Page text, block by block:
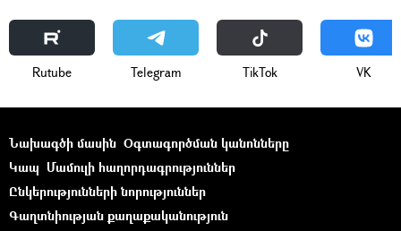
Rutube Telegram ТikТоk VK
Նախագծի մասին Օգտագործման կանոնները
Կապ Մամուլի հաղորդագրություններ
Ընկերությունների նորություններ
Գաղտնիության քաղաքականություն